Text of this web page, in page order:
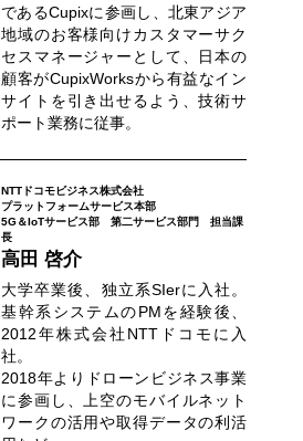
であるCupixに参画し、北東アジア
地域のお客様向けカスタマーサク
セスマネージャーとして、日本の
顧客がCupixWorksから有益なイン
サイトを引き出せるよう、技術サ
ポート業務に従事。
NTTドコモビジネス株式会社
プラットフォームサービス本部
5G＆IoTサービス部 第二サービス部門 担当課
長
高田 啓介
大学卒業後、独立系SIerに入社。
基幹系システムのPMを経験後、
2012年株式会社NTTドコモに入
社。
2018年よりドローンビジネス事業
に参画し、上空のモバイルネット
ワークの活用や取得データの利活